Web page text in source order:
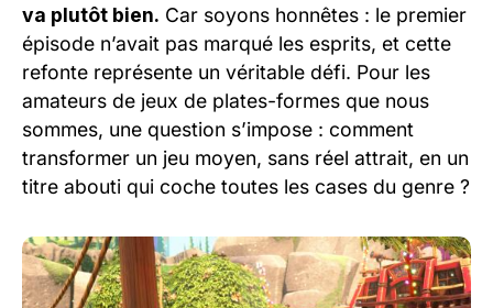
va plutôt bien. Car soyons honnêtes : le premier
épisode n’avait pas marqué les esprits, et cette
refonte représente un véritable défi. Pour les
amateurs de jeux de plates-formes que nous
sommes, une question s’impose : comment
transformer un jeu moyen, sans réel attrait, en un
titre abouti qui coche toutes les cases du genre ?